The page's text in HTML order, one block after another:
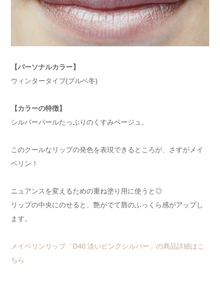
【パーソナルカラー】
ウィンタータイプ(ブルベ冬)
【カラーの特徴】
シルバーパールたっぷりのくすみベージュ。
このクールなリップの発色を表現できるところが、さすがメイ
ベリン！
ニュアンスを変えるための重ね塗り用に使うと◎
リップの中央にのせると、艶がでて唇のふっくら感がアップし
ます。
メイベリンリップ「D40 淡いピンクシルバー」の商品詳細はこ
ちら